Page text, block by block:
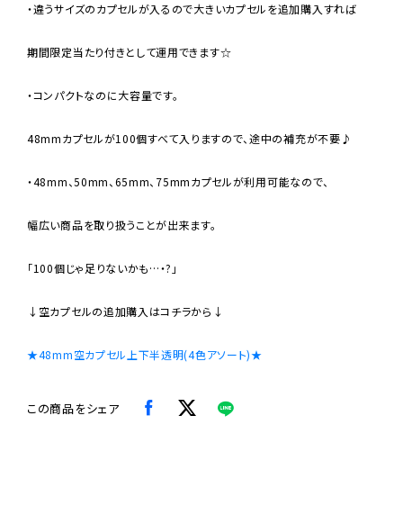
・違うサイズのカプセルが入るので大きいカプセルを追加購入すれば
期間限定当たり付きとして運用できます☆
・コンパクトなのに大容量です。
48mmカプセルが100個すべて入りますので、途中の補充が不要♪
・48mm、50mm、65mm、75mmカプセルが利用可能なので、
幅広い商品を取り扱うことが出来ます。
「100個じゃ足りないかも…・?」
↓空カプセルの追加購入はコチラから↓
★48mm空カプセル上下半透明(4色アソート)★
この商品をシェア